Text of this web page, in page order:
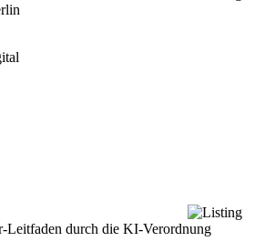
Leitfaden durch die KI-Verordnung